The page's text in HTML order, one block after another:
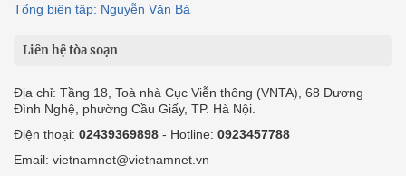
Tổng biên tập: Nguyễn Văn Bá
Liên hệ tòa soạn
Địa chỉ: Tầng 18, Toà nhà Cục Viễn thông (VNTA), 68 Dương
Đình Nghệ, phường Cầu Giấy, TP. Hà Nội.
Điện thoại: 02439369898 - Hotline: 0923457788
Email: vietnamnet@vietnamnet.vn